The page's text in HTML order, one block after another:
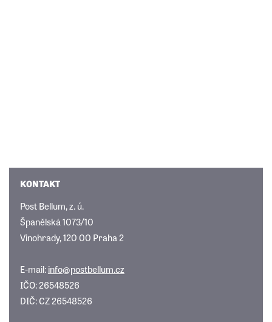
KONTAKT
Post Bellum, z. ú.
Španělská 1073/10
Vinohrady, 120 00 Praha 2
E-mail:info@postbellum.cz
IČO: 26548526
DIČ: CZ 26548526